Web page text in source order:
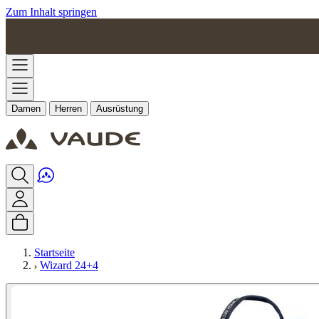
Zum Inhalt springen
Damen Herren Ausrüstung
Startseite
Wizard 24+4